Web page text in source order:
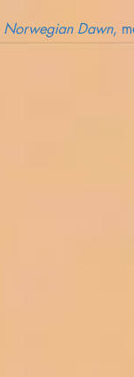
Norwegian Dawn,